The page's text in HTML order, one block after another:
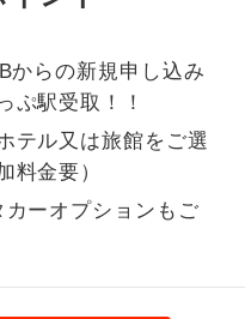
からの新規申し込み
ぷ駅受取！！
テル又は旅館をご選
料金要）
ーオプションもご
くことができます。
発可能な個人型プランで
可能な個人型プランで
定でご参加いただけるコー